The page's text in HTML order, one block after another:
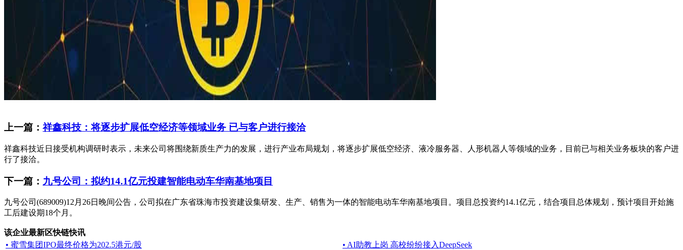
上一篇：祥鑫科技：将逐步扩展低空经济等领域业务 已与客户进行接洽
祥鑫科技近日接受机构调研时表示，未来公司将围绕新质生产力的发展，进行产业布局规划，将逐步扩展低空经济、液冷服务器、人形机器人等领域的业务，目前已与相关业务板块的客户进
行了接洽。
下一篇： 九号公司：拟约14.1亿元投建智能电动车华南基地项目
九号公司(689009)12月26日晚间公告，公司拟在广东省珠海市投资建设集研发、生产、销售为一体的智能电动车华南基地项目。项目总投资约14.1亿元，结合项目总体规划，预计项目开始施
工后建设期18个月。
该企业最新区快链快讯
• 蜜雪集团IPO最终价格为202.5港元/股
• AI助教上岗 高校纷纷接入DeepSeek